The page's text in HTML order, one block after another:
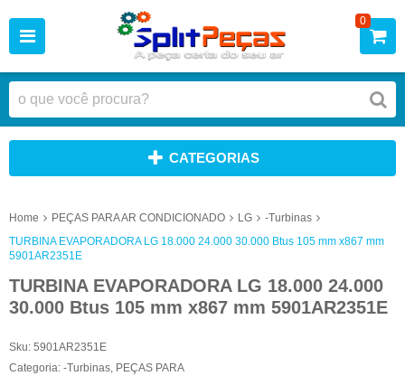
0
CATEGORIAS
Home PEÇAS PARA AR CONDICIONADO LG
-Turbinas
TURBINA EVAPORADORA LG 18.000 24.000 30.000 Btus 105 mm x867 mm
5901AR2351E
TURBINA EVAPORADORA LG 18.000 24.000
30.000 Btus 105 mm x867 mm 5901AR2351E
Sku: 5901AR2351E
Categoria: -Turbinas PEÇAS PARA